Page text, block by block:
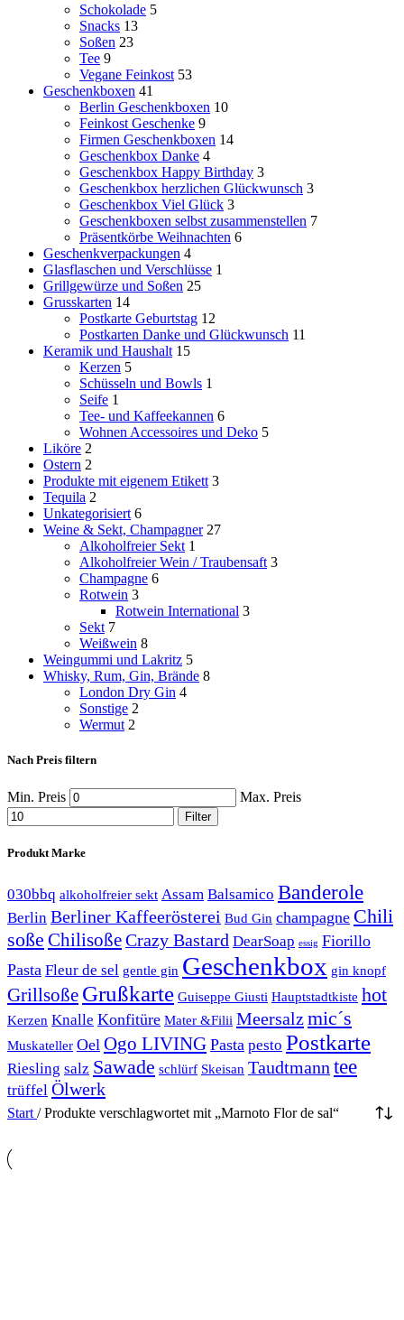
Schokolade 5
Snacks 13
Soßen 23
Tee 9
Vegane Feinkost 53
Geschenkboxen 41
Berlin Geschenkboxen 10
Feinkost Geschenke 9
Firmen Geschenkboxen 14
Geschenkbox Danke 4
Geschenkbox Happy Birthday 3
Geschenkbox herzlichen Glückwunsch 3
Geschenkbox Viel Glück 3
Geschenkboxen selbst zusammenstellen 7
Präsentkörbe Weihnachten 6
Geschenkverpackungen 4
Glasflaschen und Verschlüsse 1
Grillgewürze und Soßen 25
Grusskarten 14
Postkarte Geburtstag 12
Postkarten Danke und Glückwunsch 11
Keramik und Haushalt 15
Kerzen 5
Schüsseln und Bowls 1
Seife 1
Tee- und Kaffeekannen 6
Wohnen Accessoires und Deko 5
Liköre 2
Ostern 2
Produkte mit eigenem Etikett 3
Tequila 2
Unkategorisiert 6
Weine & Sekt, Champagner 27
Alkoholfreier Sekt 1
Alkoholfreier Wein / Traubensaft 3
Champagne 6
Rotwein 3
Rotwein International 3
Sekt 7
Weißwein 8
Weingummi und Lakritz 5
Whisky, Rum, Gin, Brände 8
London Dry Gin 4
Sonstige 2
Wermut 2
Nach Preis filtern
Min. Preis Max. Preis
Filter
Produkt Marke
030bbq alkoholfreier sekt Assam Balsamico Banderole
Berlin Berliner Kaffeerösterei Bud Gin champagne Chili
soße ChilisoßeCrazy Bastard DearSoap essig Fiorillo
Pasta Fleur de sel gentle gin Geschenkbox gin knopf
Grillsoße Grußkarte Guiseppe Giusti Hauptstadtkiste hot
Kerzen Knalle Konfitüre Mater &Filii Meersalzmic´s
Muskateller Oel Ogo LIVING Pasta pesto Postkarte
Riesling salz Sawade schlürf Skeisan Taudtmann tee
trüffel Ölwerk
Start / Produkte verschlagwortet mit „Marnoto Flor de sal“